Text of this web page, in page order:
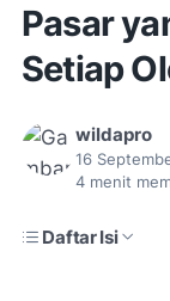
Pasar
Setiap
wildapro
16
4 menit
Daftar Isi